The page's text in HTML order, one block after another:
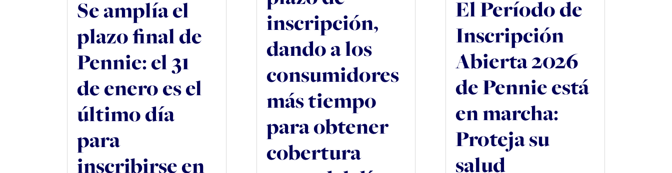
Se amplía el
plazo final de
Pennie: el 31
de enero es el
último día
para
inscribirse en
inscripción,
dando a los
consumidores
más tiempo
para obtener
cobertura
El Período de
Inscripción
Abierta 2026
de Pennie está
en marcha:
Proteja su
salud